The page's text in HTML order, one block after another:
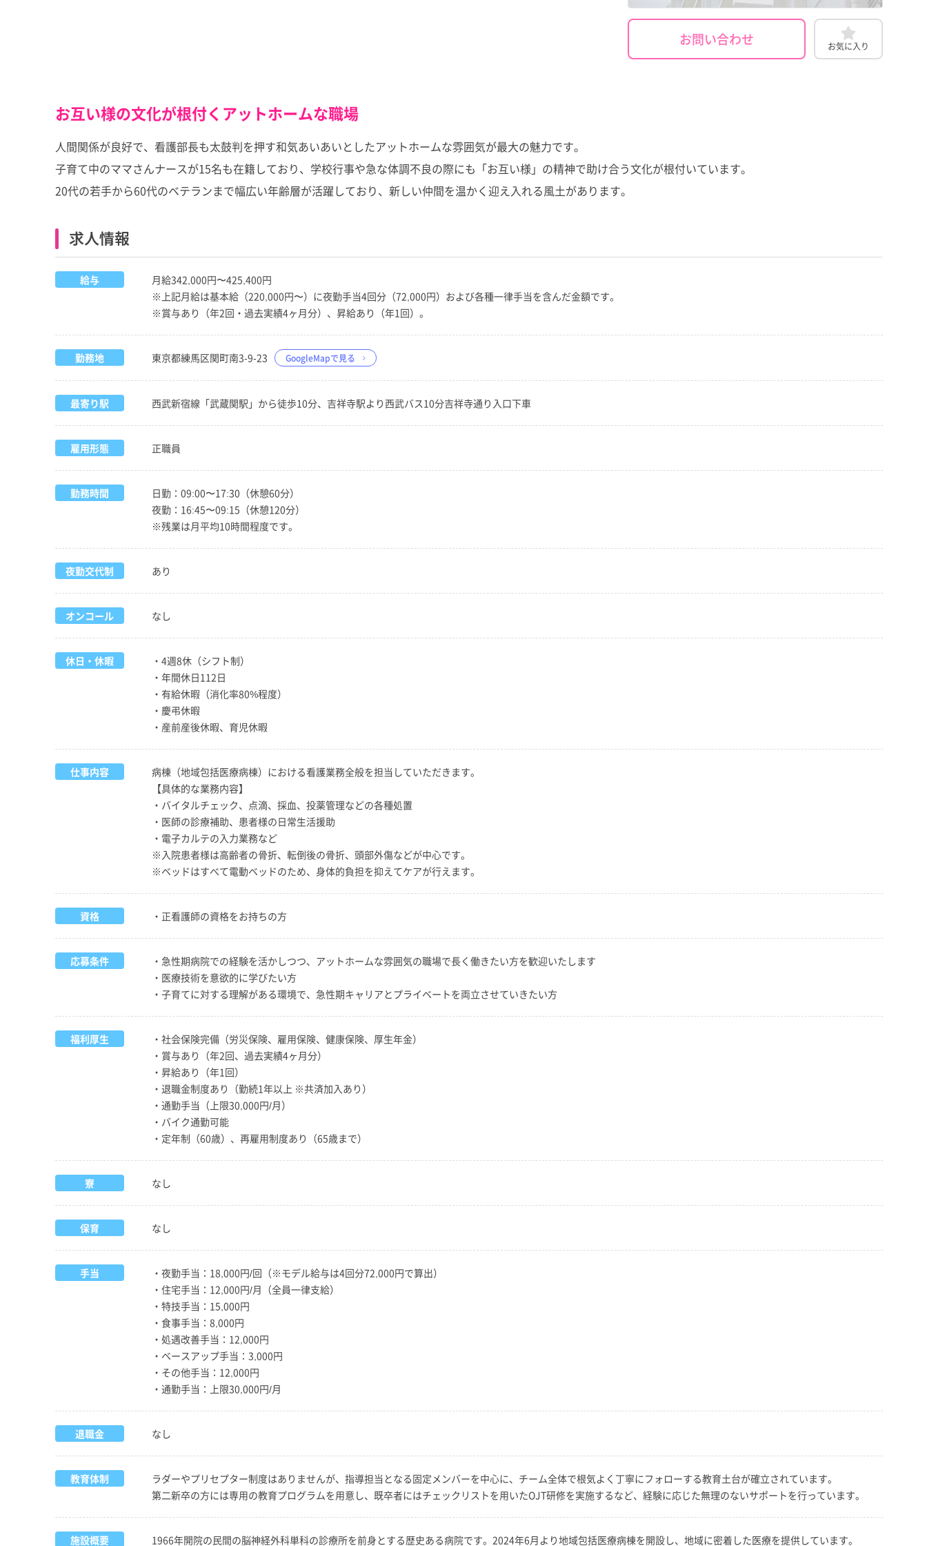
お問い合わせ お気に入り
お互い様の文化が根付くアットホームな職場
人間関係が良好で、看護部長も太鼓判を押す和気あいあいとしたアットホームな雰囲気が最大の魅力です。
子育て中のママさんナースが15名も在籍しており、学校行事や急な体調不良の際にも「お互い様」の精神で助け合う文化が根付いています。
20代の若手から60代のベテランまで幅広い年齢層が活躍しており、新しい仲間を温かく迎え入れる風土があります。
求人情報
給与
月給342,000円〜425,400円
※上記月給は基本給（220,000円〜）に夜勤手当4回分（72,000円）および各種一律手当を含んだ金額です。
※賞与あり（年2回・過去実績4ヶ月分）、昇給あり（年1回）。
勤務地 東京都練馬区関町南3-9-23 GoogleMapで見る
最寄り駅 西武新宿線「武蔵関駅」から徒歩10分、吉祥寺駅より西武バス10分吉祥寺通り入口下車
雇用形態 正職員
勤務時間
日勤：09:00〜17:30（休憩60分）
夜勤：16:45〜09:15（休憩120分）
※残業は月平均10時間程度です。
夜勤交代制 あり
オンコール なし
休日・休暇
・4週8休（シフト制）
・年間休日112日
・有給休暇（消化率80%程度）
・慶弔休暇
・産前産後休暇、育児休暇
仕事内容
病棟（地域包括医療病棟）における看護業務全般を担当していただきます。
【具体的な業務内容】
・バイタルチェック、点滴、採血、投薬管理などの各種処置
・医師の診療補助、患者様の日常生活援助
・電子カルテの入力業務など
※入院患者様は高齢者の骨折、転倒後の骨折、頭部外傷などが中心です。
※ベッドはすべて電動ベッドのため、身体的負担を抑えてケアが行えます。
資格 ・正看護師の資格をお持ちの方
応募条件
・急性期病院での経験を活かしつつ、アットホームな雰囲気の職場で長く働きたい方を歓迎いたします
・医療技術を意欲的に学びたい方
・子育てに対する理解がある環境で、急性期キャリアとプライベートを両立させていきたい方
福利厚生
・社会保険完備（労災保険、雇用保険、健康保険、厚生年金）
・賞与あり（年2回、過去実績4ヶ月分）
・昇給あり（年1回）
・退職金制度あり（勤続1年以上 ※共済加入あり）
・通勤手当（上限30,000円/月）
・バイク通勤可能
・定年制（60歳）、再雇用制度あり（65歳まで）
寮 なし
保育 なし
手当
・夜勤手当：18,000円/回（※モデル給与は4回分72,000円で算出）
・住宅手当：12,000円/月（全員一律支給）
・特技手当：15,000円
・食事手当：8,000円
・処遇改善手当：12,000円
・ベースアップ手当：3,000円
・その他手当：12,000円
・通勤手当：上限30,000円/月
退職金 なし
教育体制
ラダーやプリセプター制度はありませんが、指導担当となる固定メンバーを中心に、チーム全体で根気よく丁寧にフォローする教育土台が確立されています。
第二新卒の方には専用の教育プログラムを用意し、既卒者にはチェックリストを用いたOJT研修を実施するなど、経験に応じた無理のないサポートを行っています。
施設概要 1966年開院の民間の脳神経外科単科の診療所を前身とする歴史ある病院です。2024年6月より地域包括医療病棟を開設し、地域に密着した医療を提供しています。